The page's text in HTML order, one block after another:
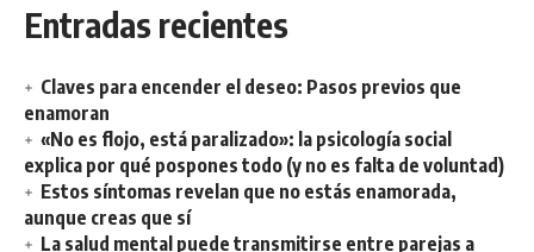
Entradas recientes
Claves para encender el deseo: Pasos previos que
enamoran
«No es flojo, está paralizado»: la psicología social
explica por qué pospones todo (y no es falta de voluntad)
Estos síntomas revelan que no estás enamorada,
aunque creas que sí
La salud mental puede transmitirse entre parejas a